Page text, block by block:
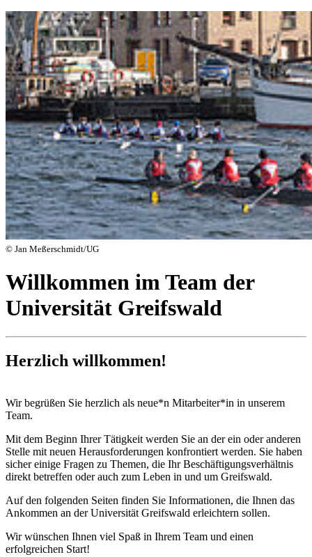
© Jan Meßerschmidt/UG
Willkommen im Team der
Universität Greifswald
Herzlich willkommen!
Wir begrüßen Sie herzlich als neue*n Mitarbeiter*in in unserem
Team.
Mit dem Beginn Ihrer Tätigkeit werden Sie an der ein oder anderen
Stelle mit neuen Herausforderungen konfrontiert werden. Sie haben
sicher einige Fragen zu Themen, die Ihr Beschäftigungsverhältnis
direkt betreffen oder auch zum Leben in und um Greifswald.
Auf den folgenden Seiten finden Sie Informationen, die Ihnen das
Ankommen an der Universität Greifswald erleichtern sollen.
Wir wünschen Ihnen viel Spaß in Ihrem Team und einen
erfolgreichen Start!